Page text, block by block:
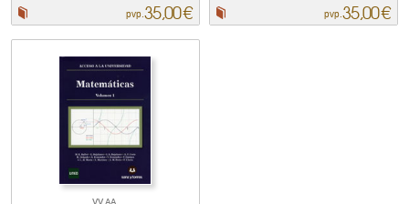
pvp.35,00 € pvp.35,00 €